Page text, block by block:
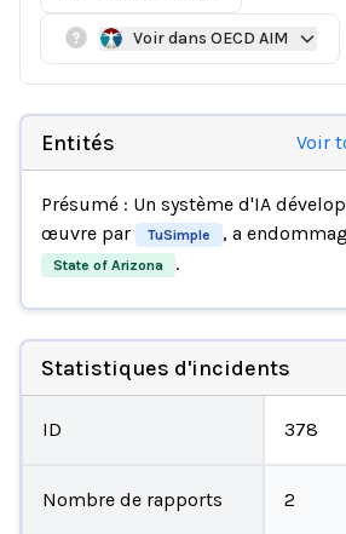
Voir dans OECD AIM
Entités Voir
Présumé : Un système d'IA
œuvre par
TuSimple , a
State of Arizona .
Statistiques d'incidents
ID 378
Nombre de rapports 2